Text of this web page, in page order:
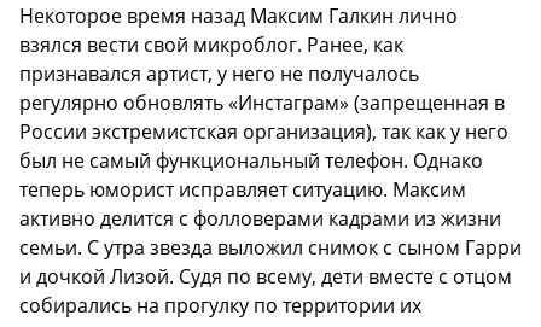
Некоторое время назад Максим Галкин лично
взялся вести свой микроблог. Ранее, как
признавался артист, у него не получалось
регулярно обновлять «Инстаграм» (запрещенная в
России экстремистская организация), так как у него
был не самый функциональный телефон. Однако
теперь юморист исправляет ситуацию. Максим
активно делится с фолловерами кадрами из жизни
семьи. С утра звезда выложил снимок с сыном Гарри
и дочкой Лизой. Судя по всему, дети вместе с отцом
собирались на прогулку по территории их